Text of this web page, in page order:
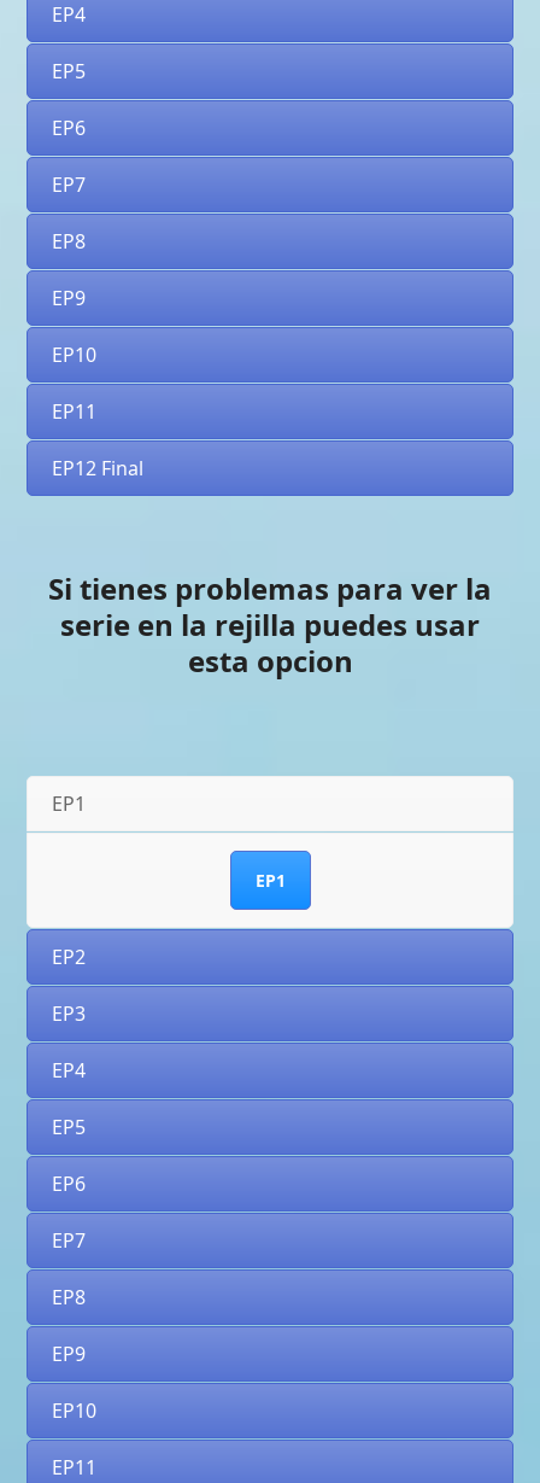
EP4
EP5
EP6
EP7
EP8
EP9
EP10
EP11
EP12 Final
Si tienes problemas para ver la
serie en la rejilla puedes usar
esta opcion
EP1
EP1
EP2
EP3
EP4
EP5
EP6
EP7
EP8
EP9
EP10
EP11